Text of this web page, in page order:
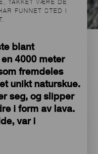
TAKKET VÆRE DE
FUNNET STED I
blant
4000 meter
fremdeles
unikt naturskue.
seg, og slipper
i form av lava.
var i